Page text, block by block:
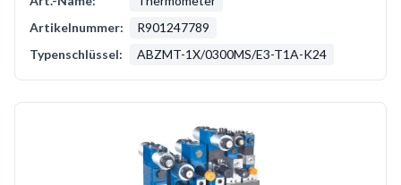
Artikelnummer:
R901247789
Typenschlüssel:
ABZMT-1X/0300MS/E3-T1A-K24